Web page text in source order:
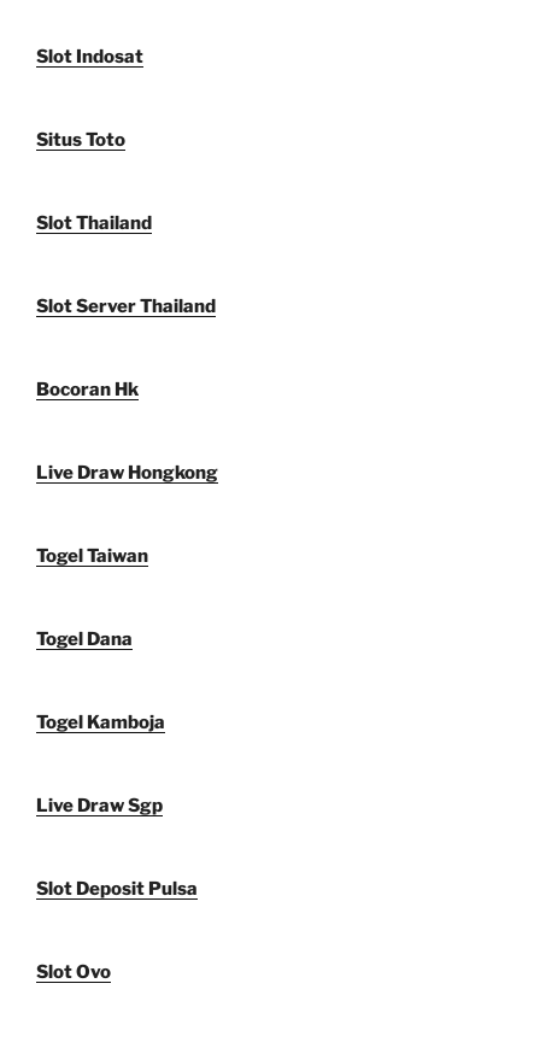
Slot Indosat
Situs Toto
Slot Thailand
Slot Server Thailand
Bocoran Hk
Live Draw Hongkong
Togel Taiwan
Togel Dana
Togel Kamboja
Live Draw Sgp
Slot Deposit Pulsa
Slot Ovo